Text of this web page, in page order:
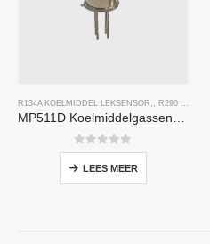
R134A KOELMIDDEL LEKSENSOR ,, R290 KOELMIDDEL LEKSENSOR
MP511D Koelmiddelgassensor-Sensor op basis van halfgeleiders voor lekdetectie van koelmiddel
0Van de 5
LEES MEER